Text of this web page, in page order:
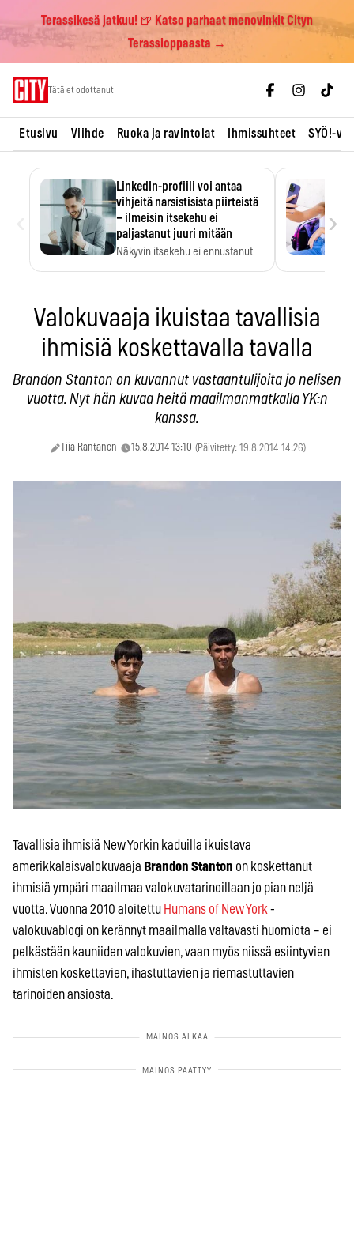
Terassikesä jatkuu! 🍺 Katso parhaat menovinkit Cityn
Terassioppaasta →
Tätä et odottanut
Etusivu Viihde Ruoka ja ravintolat Ihmissuhteet SYÖ!-
LinkedIn-profiili voi antaa
vihjeitä narsistisista piirteistä
– ilmeisin itsekehu ei
paljastanut juuri mitään
Näkyvin itsekehu ei ennustanut
›
Valokuvaaja ikuistaa tavallisia
ihmisiä koskettavalla tavalla
Brandon Stanton on kuvannut vastaantulijoita jo nelisen
vuotta. Nyt hän kuvaa heitä maailmanmatkalla YK:n
kanssa.
Tiia Rantanen 15.8.2014 13:10 (Päivitetty: 19.8.2014 14:26)
Tavallisia ihmisiä New Yorkin kaduilla ikuistava
amerikkalaisvalokuvaaja Brandon Stanton on koskettanut
ihmisiä ympäri maailmaa valokuvatarinoillaan jo pian neljä
vuotta. Vuonna 2010 aloitettu Humans of New York -
valokuvablogi on kerännyt maailmalla valtavasti huomiota – ei
pelkästään kauniiden valokuvien, vaan myös niissä esiintyvien
ihmisten koskettavien, ihastuttavien ja riemastuttavien
tarinoiden ansiosta.